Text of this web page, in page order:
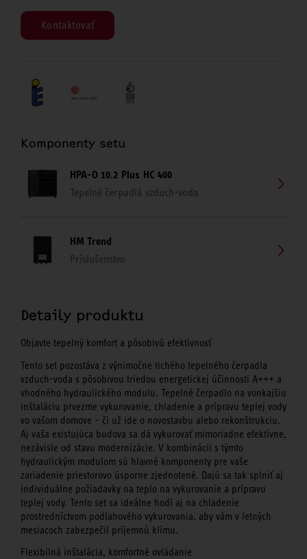
Kontaktovať
Komponenty setu
HPA-O 10.2 Plus HC 400
Tepelné čerpadlá vzduch-voda
HM Trend
Príslušenstvo
Detaily produktu
Objavte tepelný komfort a pôsobivú efektívnosť
Tento set pozostáva z výnimočne tichého tepelného čerpadla
vzduch-voda s pôsobivou triedou energetickej účinnosti A+++ a
vhodného hydraulického modulu. Tepelné čerpadlo na vonkajšiu
inštaláciu prvezme vykurovanie, chladenie a prípravu teplej vody
vo vašom domove – či už ide o novostavbu alebo rekonštrukciu.
Aj vaša existujúca budova sa dá vykurovať mimoriadne efektívne,
nezávisle od stavu modernizácie. V kombinácii s týmto
hydraulickým modulom sú hlavné komponenty pre vaše
zariadenie priestorovo úsporne zjednotené. Dajú sa tak splniť aj
individuálne požiadavky na teplo na vykurovanie a prípravu
teplej vody. Tento set sa ideálne hodí aj na chladenie
prostredníctvom podlahového vykurovania, aby vám v letných
mesiacoch zabezpečil príjemnú klímu.
Flexibilná inštalácia, komfortné ovládanie